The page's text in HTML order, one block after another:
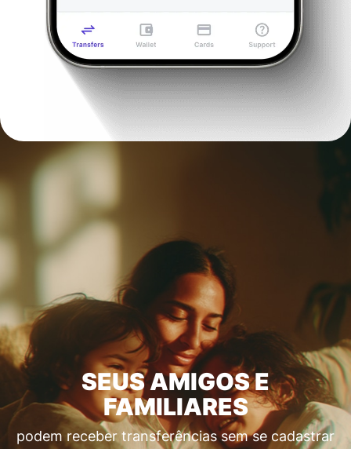
SEUS AMIGOS E
FAMILIARES
podem receber transferências sem se cadastrar